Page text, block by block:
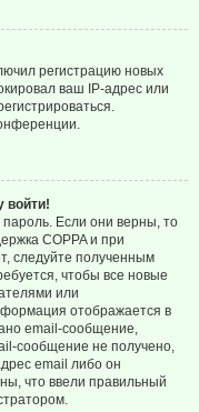
регистрацию новых
ваш IP-адрес или
войти!
Если они верны, то
COPPA и при
следуйте полученным
чтобы все новые
или
отображается в
email-сообщение,
сообщение не получено,
email либо он
что ввели правильный